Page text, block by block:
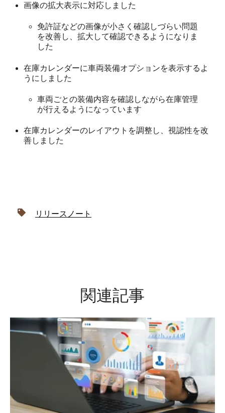
画像の拡大表示に対応しました
免許証などの画像が小さく確認しづらい問題
を改善し、拡大して確認できるようになりま
した
在庫カレンダーに車両装備オプションを表示するよ
うにしました
車両ごとの装備内容を確認しながら在庫管理
が行えるようになっています
在庫カレンダーのレイアウトを調整し、視認性を改
善しました
リリースノート
関連記事